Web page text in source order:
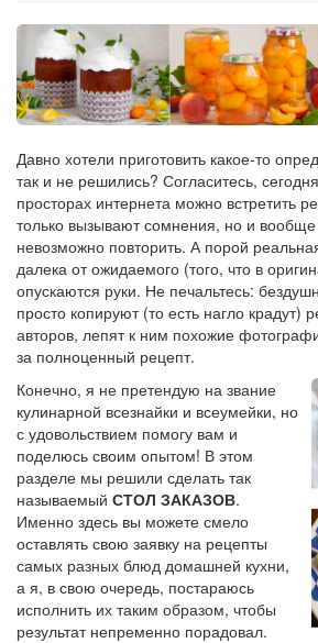
Давно хотели приготовить какое-то
так и не решились? Согласитесь,
просторах интернета можно встретить
только вызывают сомнения, но и вообще
невозможно повторить. А порой
далека от ожидаемого (того, что в
опускаются руки. Не печальтесь:
просто копируют (то есть нагло крадут)
авторов, лепят к ним похожие
за полноценный рецепт.
Конечно, я не претендую на звание
кулинарной всезнайки и всеумейки, но
с удовольствием помогу вам и
поделюсь своим опытом! В этом
разделе мы решили сделать так
называемый СТОЛ ЗАКАЗОВ.
Именно здесь вы можете смело
оставлять свою заявку на рецепты
самых разных блюд домашней кухни,
а я, в свою очередь, постараюсь
исполнить их таким образом, чтобы
результат непременно порадовал.